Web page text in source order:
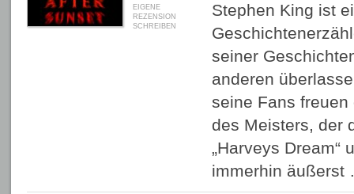
EIGENE
REZENSION
SCHREIBEN
Stephen King ist
seiner
anderen
seine Fans
des Meisters, der
„Harveys Dream“
immerhin